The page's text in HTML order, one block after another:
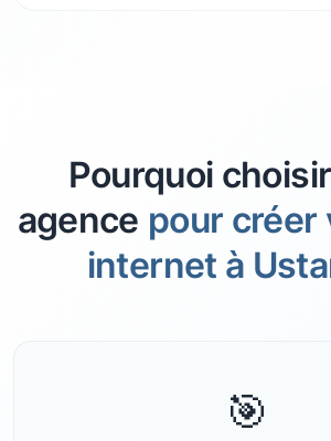
Pourquoi
agence pour créer
internet à
🎯